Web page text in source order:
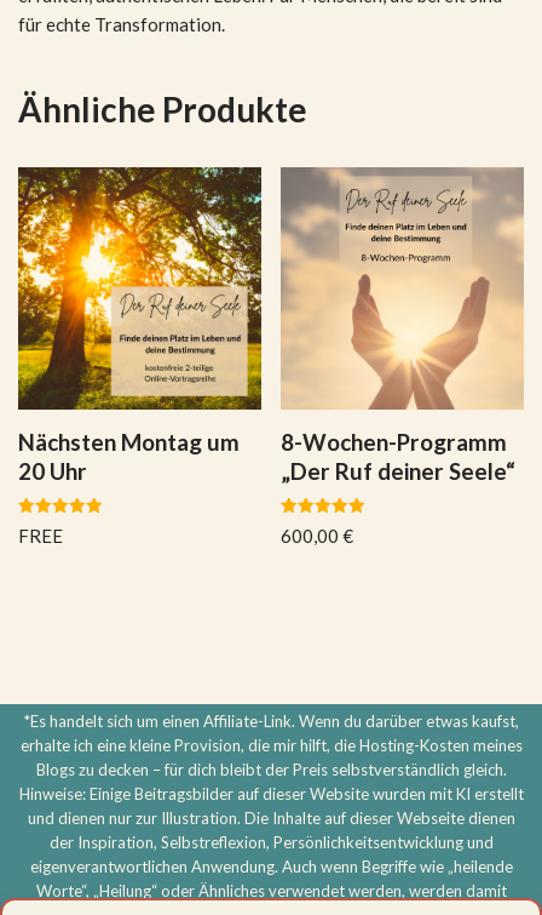
für echte Transformation.
Ähnliche Produkte
Nächsten Montag um
20 Uhr
Bewertet
mit
FREE
8-Wochen-Programm
„Der Ruf deiner Seele“
Bewertet
mit
600,00€
*Es handelt sich um einen Affiliate-Link. Wenn du darüber etwas kaufst,
erhalte ich eine kleine Provision, die mir hilft, die Hosting-Kosten meines
Blogs zu decken – für dich bleibt der Preis selbstverständlich gleich.
Hinweise: Einige Beitragsbilder auf dieser Website wurden mit KI erstellt
und dienen nur zur Illustration. Die Inhalte auf dieser Webseite dienen
der Inspiration, Selbstreflexion, Persönlichkeitsentwicklung und
eigenverantwortlichen Anwendung. Auch wenn Begriffe wie „heilende
Worte“, „Heilung“ oder Ähnliches verwendet werden, werden damit